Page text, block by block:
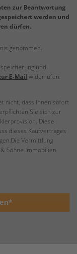
zur Beantwortung
werden und
dürfen.
genommen.
und
E-Mail widerrufen.
nicht, dass Ihnen sofort
Sie sich zur
Diese
dieses Kaufvertrages
Vermittlung
Söhne Immobilien